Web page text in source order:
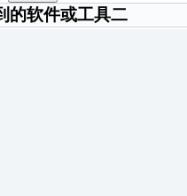
的软件或工具二